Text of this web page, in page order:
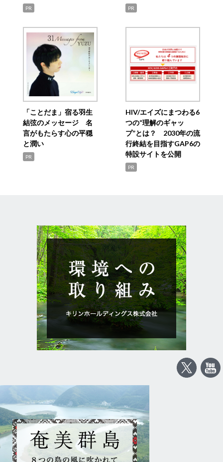
PR PR
「ことだま」宿る羽生
結弦のメッセージ 名
言がもたらす心の平穏
と潤い
PR
HIV/エイズにまつわる6
つの“理解のギャッ
プ”とは？ 2030年の流
行終結を目指すGAP6の
特設サイトを公開
PR